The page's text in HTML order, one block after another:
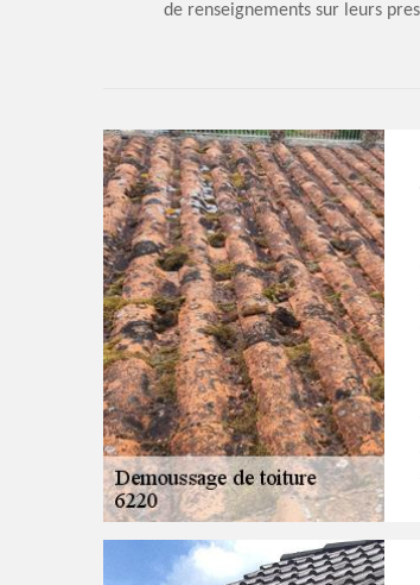
de renseignements sur leurs